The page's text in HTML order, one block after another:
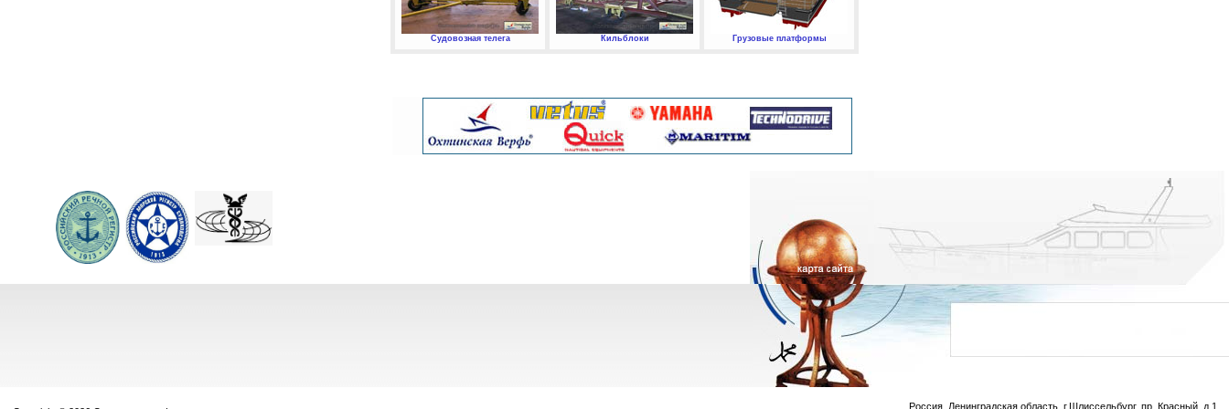
Судовозная телега Кильблоки Грузовые платформы
Россия, Ленинградская область, г.Шлиссельбург, пр. Красный, д.1